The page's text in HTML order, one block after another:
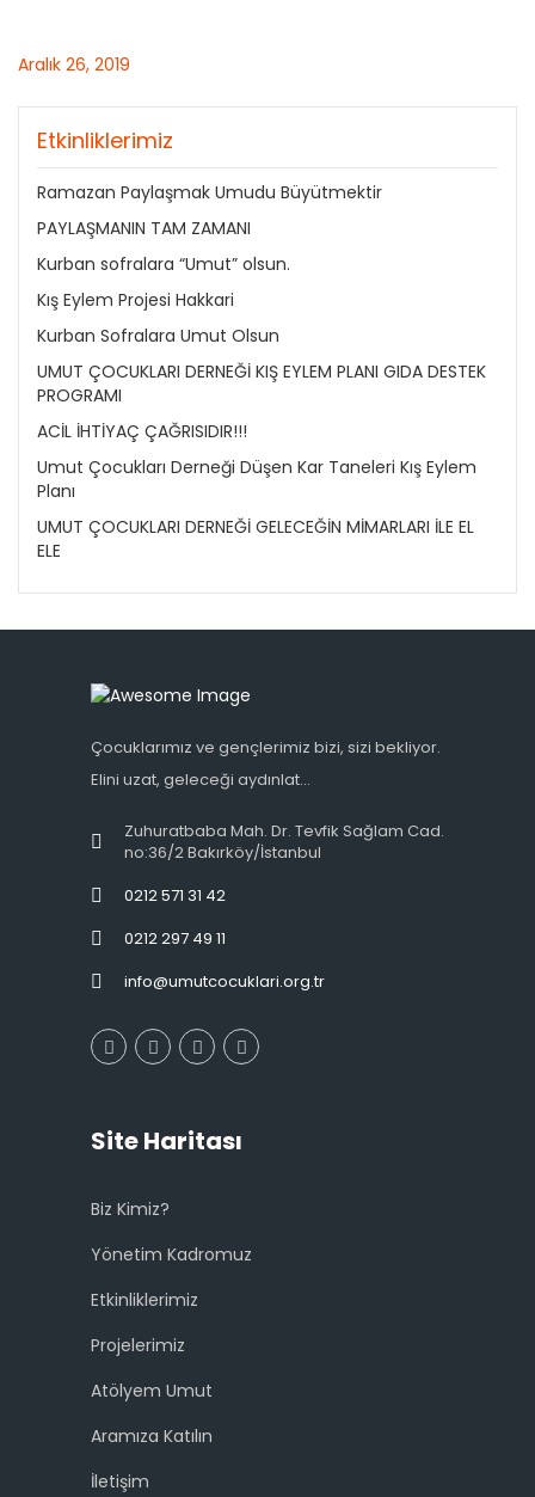
Aralık 26, 2019
Etkinliklerimiz
Ramazan Paylaşmak Umudu Büyütmektir
PAYLAŞMANIN TAM ZAMANI
Kurban sofralara “Umut” olsun.
Kış Eylem Projesi Hakkari
Kurban Sofralara Umut Olsun
UMUT ÇOCUKLARI DERNEĞİ KIŞ EYLEM PLANI GIDA DESTEK
PROGRAMI
ACİL İHTİYAÇ ÇAĞRISIDIR!!!
Umut Çocukları Derneği Düşen Kar Taneleri Kış Eylem
Planı
UMUT ÇOCUKLARI DERNEĞİ GELECEĞİN MİMARLARI İLE EL
ELE
Çocuklarımız ve gençlerimiz bizi, sizi bekliyor.
Elini uzat, geleceği aydınlat...
Zuhuratbaba Mah. Dr. Tevfik Sağlam Cad.
no:36/2 Bakırköy/İstanbul
0212 571 31 42
0212 297 49 11
info@umutcocuklari.org.tr
Site Haritası
Biz Kimiz?
Yönetim Kadromuz
Etkinliklerimiz
Projelerimiz
Atölyem Umut
Aramıza Katılın
İletişim